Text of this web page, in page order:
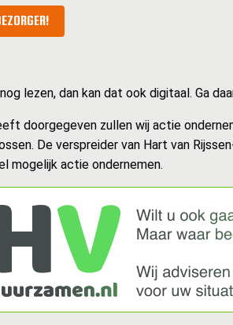
lezen, dan kan dat ook digitaal. Ga
doorgegeven zullen wij actie
De verspreider van Hart van
mogelijk actie ondernemen.